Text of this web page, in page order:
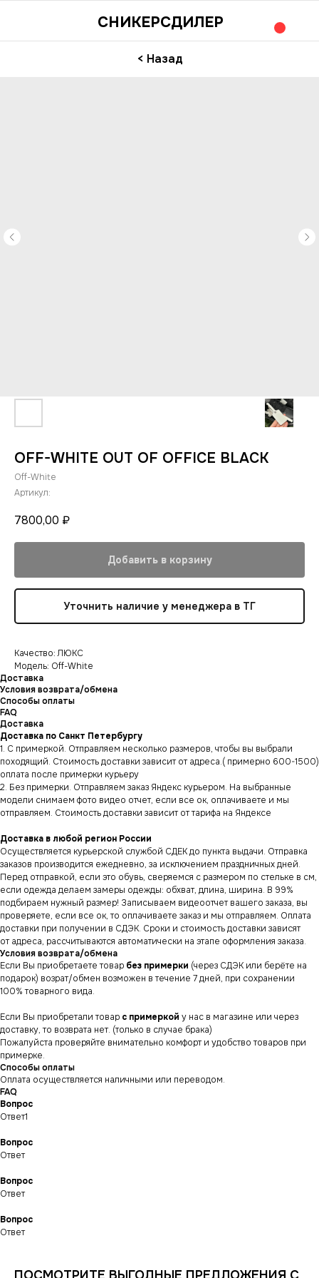
СНИКЕРСДИЛЕР
< Назад
OFF-WHITE OUT OF OFFICE BLACK
Off-White
Артикул:
7800,00 ₽
Добавить в корзину
Уточнить наличие у менеджера в ТГ
Качество: ЛЮКС
Модель: Off-White
Доставка
Условия возврата/обмена
Способы оплаты
FAQ
Доставка
Доставка по Санкт Петербургу
1. С примеркой. Отправляем несколько размеров, чтобы вы выбрали
походящий. Стоимость доставки зависит от адреса.( примерно 600-1500)
оплата после примерки курьеру
2. Без примерки. Отправляем заказ Яндекс курьером. На выбранные
модели снимаем фото видео отчет, если все ок, оплачиваете и мы
отправляем. Стоимость доставки зависит от тарифа на Яндексе
Доставка в любой регион России
Осуществляется курьерской службой СДЕК до пункта выдачи. Отправка
заказов производится ежедневно, за исключением праздничных дней.
Перед отправкой, если это обувь, сверяемся с размером по стельке в см,
если одежда делаем замеры одежды: обхват, длина, ширина. В 99%
подбираем нужный размер! Записываем видеоотчет вашего заказа, вы
проверяете, если все ок, то оплачиваете заказ и мы отправляем. Оплата
доставки при получении в СДЭК. Сроки и стоимость доставки зависят
от адреса, рассчитываются автоматически на этапе оформления заказа.
Условия возврата/обмена
Если Вы приобретаете товар без примерки (через СДЭК или берёте на
подарок) возрат/обмен возможен в течение 7 дней, при сохранении
100% товарного вида.
Если Вы приобретали товар с примеркой у нас в магазине или через
доставку, то возврата нет. (только в случае брака)
Пожалуйста проверяйте внимательно комфорт и удобство товаров при
примерке.
Способы оплаты
Оплата осуществляется наличными или переводом.
FAQ
Вопрос
Ответ1
Вопрос
Ответ
Вопрос
Ответ
Вопрос
Ответ
СНИКЕРСДИЛЕР
ИНФОРМАЦИЯ